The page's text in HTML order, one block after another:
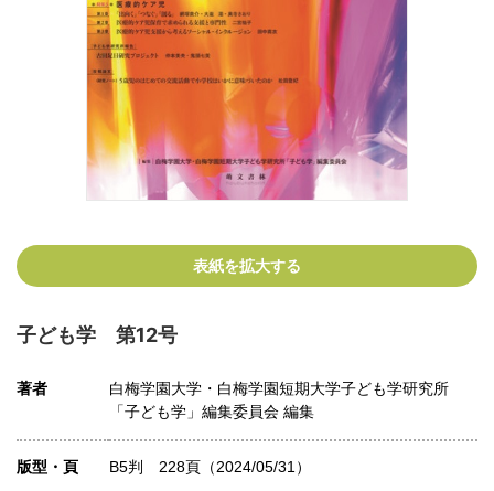
表紙を拡大する
子ども学 第12号
著者
白梅学園大学・白梅学園短期大学子ども学研究所
「子ども学」編集委員会 編集
版型・頁 B5判 228頁（2024/05/31）